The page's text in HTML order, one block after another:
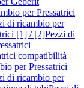
per Pressatrici
di ricambio per
[1] / [2]Pezzi di
compatibilità
per Pressatrici
di ricambio per